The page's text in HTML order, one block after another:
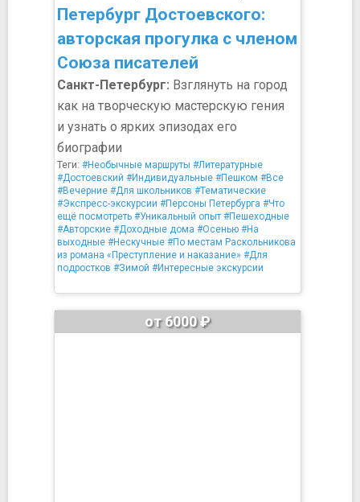
Петербург Достоевского:
авторская прогулка с членом
Союза писателей
Санкт-Петербург: Взглянуть на город
как на творческую мастерскую гения
и узнать о ярких эпизодах его
биографии
Теги: #Необычные маршруты #Литературные
#Достоевский #Индивидуальные #Пешком #Все
#Вечерние #Для школьников #Тематические
#Экспресс-экскурсии #Персоны Петербурга #Что
ещё посмотреть #Уникальный опыт #Пешеходные
#Авторские #Доходные дома #Осенью #На
выходные #Нескучные #По местам Раскольникова
из романа «Преступление и наказание» #Для
подростков #Зимой #Интересные экскурсии
от 6000 ₽